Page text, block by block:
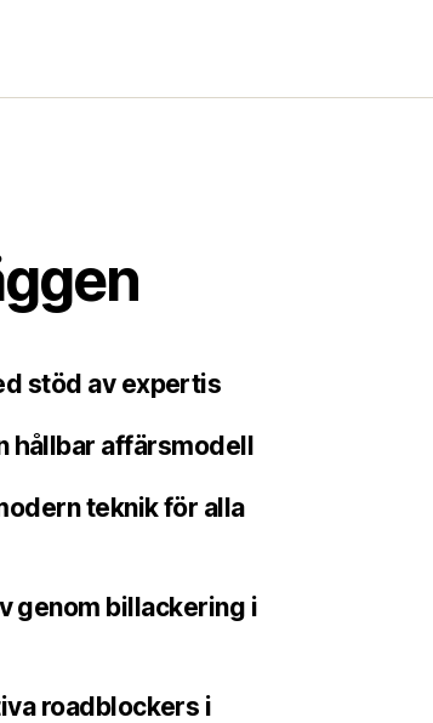
stöd av expertis
hållbar affärsmodell
teknik för alla
genom billackering i
roadblockers i